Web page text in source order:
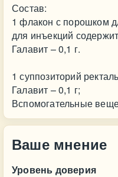
Состав:
1 флакон с порошком
для инъекций
Галавит – 0,1 г.
1 суппозиторий
Галавит – 0,1 г;
Вспомогательные
Ваше мнение
Уровень доверия